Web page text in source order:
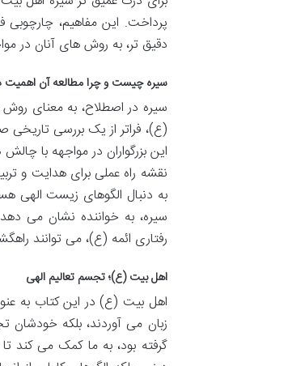
پرداخت. این مفاهیم، چارچوبی
دقیق تر، به روش های آنان در
سیره چیست و چرا مطالعه آن اهمیت
سیره در اصطلاح، به معنای
(ع)، فراتر از یک بررسی
این بزرگواران در مواجهه با
نقشه راه عملی برای هدایت و
به دنبال الگوهای زیست الهی
سیره، به خواننده نشان می
رفتاری ائمه (ع)، می توانند
اهل بیت (ع)؛ تجسم تعالیم الهی
اهل بیت (ع) در این کتاب به
زبان می آوردند، بلکه خودشان
گرفته بود، به ما کمک می کند